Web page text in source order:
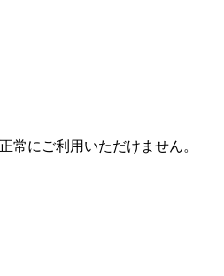
常にご利用いただけません。